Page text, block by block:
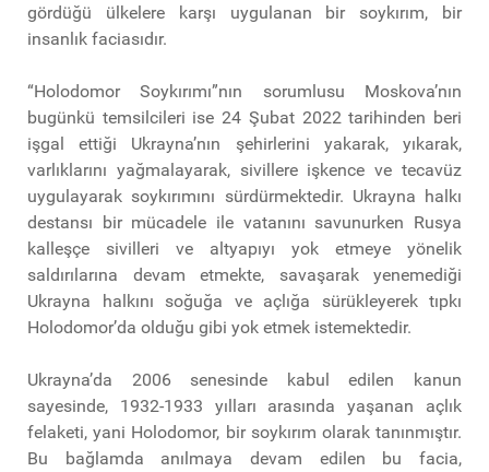
gördüğü ülkelere karşı uygulanan bir soykırım, bir
insanlık faciasıdır.
“Holodomor Soykırımı”nın sorumlusu Moskova’nın
bugünkü temsilcileri ise 24 Şubat 2022 tarihinden beri
işgal ettiği Ukrayna’nın şehirlerini yakarak, yıkarak,
varlıklarını yağmalayarak, sivillere işkence ve tecavüz
uygulayarak soykırımını sürdürmektedir. Ukrayna halkı
destansı bir mücadele ile vatanını savunurken Rusya
kalleşçe sivilleri ve altyapıyı yok etmeye yönelik
saldırılarına devam etmekte, savaşarak yenemediği
Ukrayna halkını soğuğa ve açlığa sürükleyerek tıpkı
Holodomor’da olduğu gibi yok etmek istemektedir.
Ukrayna’da 2006 senesinde kabul edilen kanun
sayesinde, 1932-1933 yılları arasında yaşanan açlık
felaketi, yani Holodomor, bir soykırım olarak tanınmıştır.
Bu bağlamda anılmaya devam edilen bu facia,